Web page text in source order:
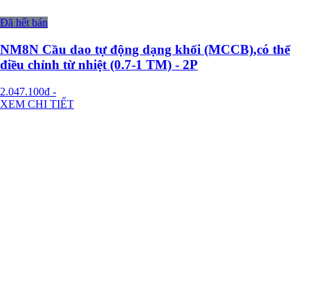
Đã hết bán
NM8N Cầu dao tự động dạng khối (MCCB),có thể
điều chỉnh từ nhiệt (0.7-1 TM) - 2P
2.047.100đ -
XEM CHI TIẾT